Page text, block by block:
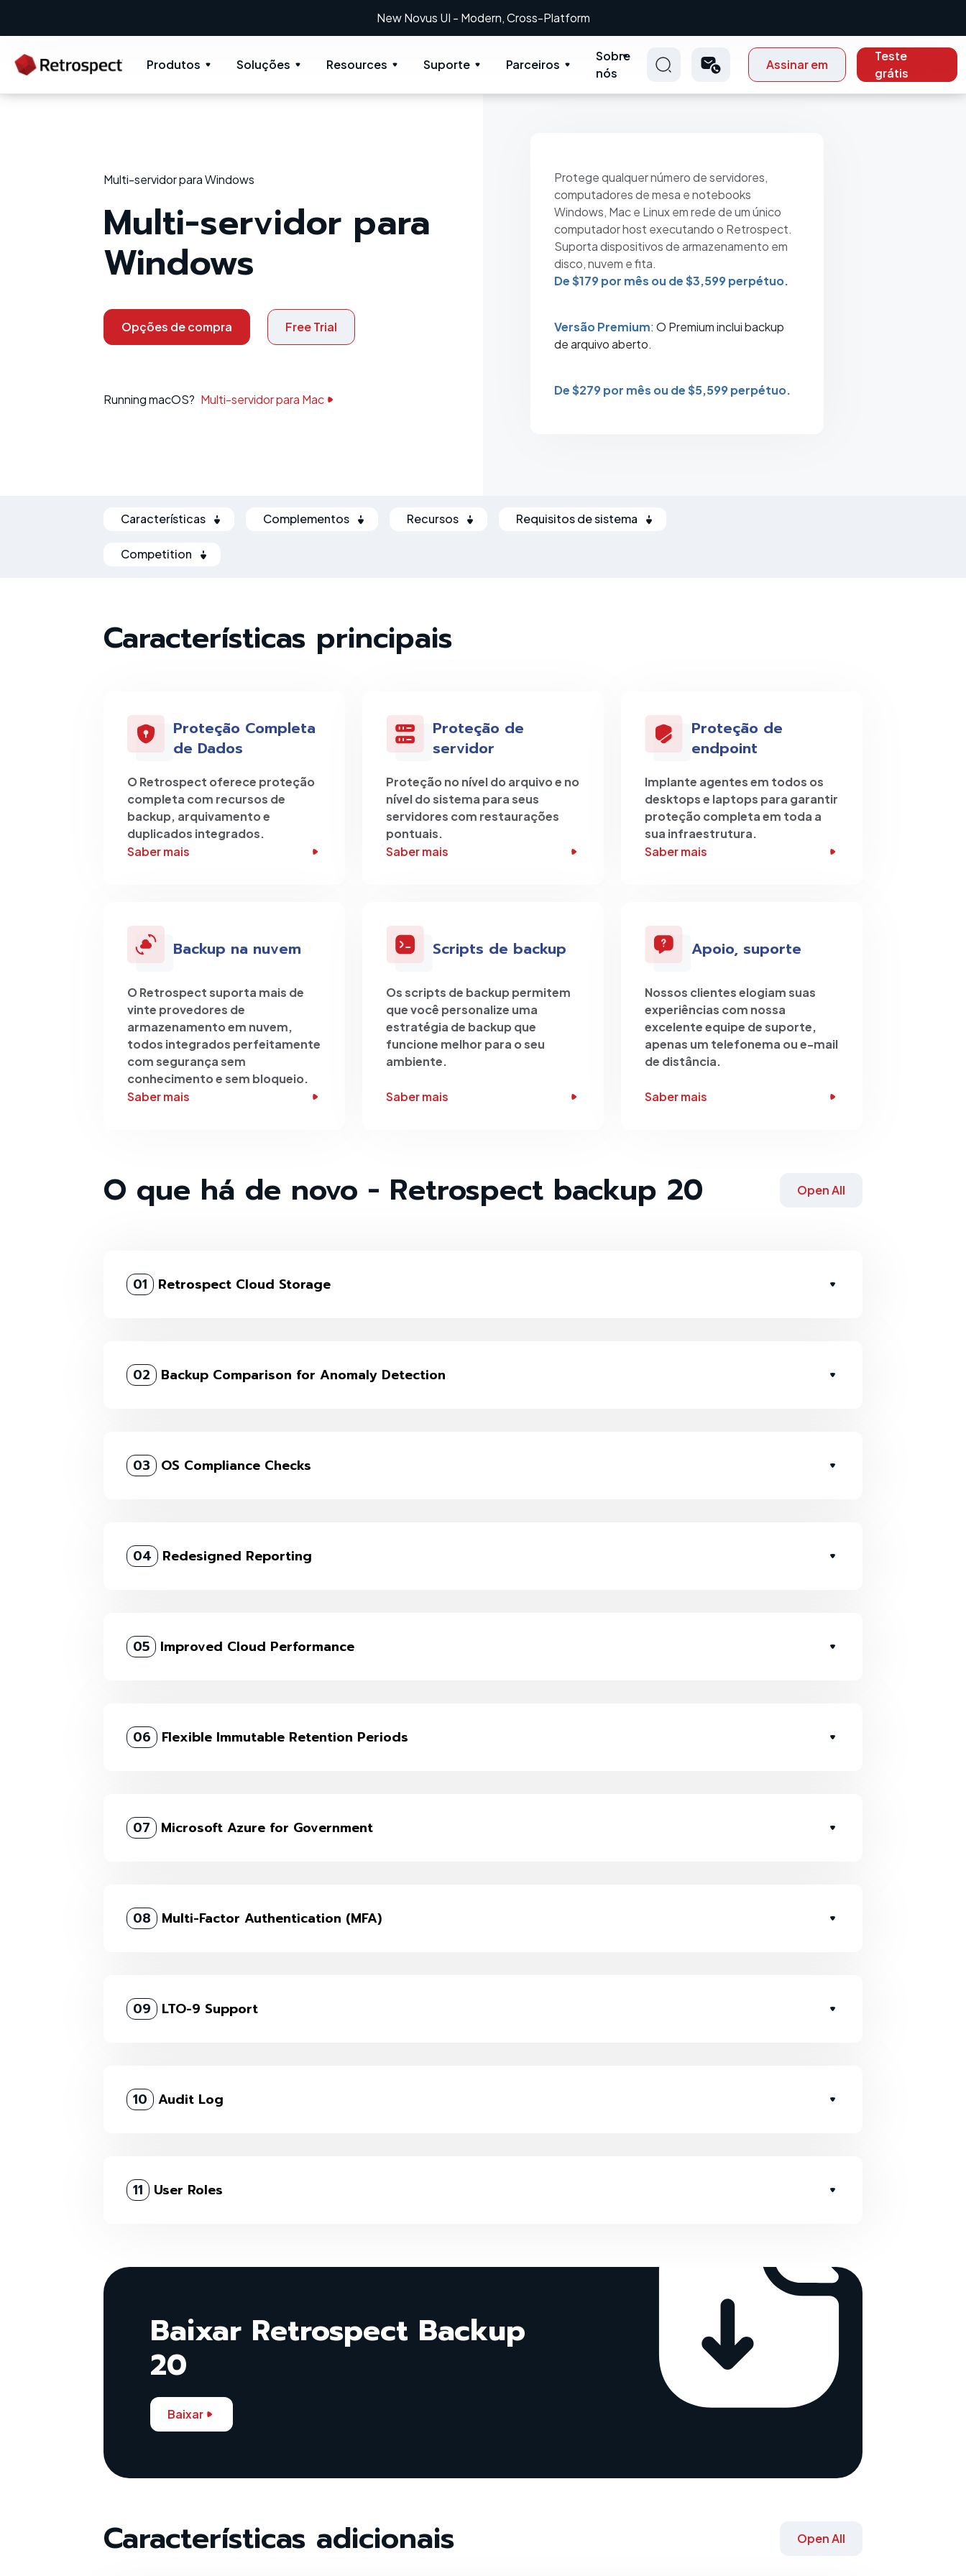
New Novus UI - Modern, Cross-Platform
Produtos Soluções Resources Suporte Parceiros
Sobre
nós
Assinar em
Teste
grátis
Multi-servidor para Windows
Multi-servidor para
Windows
Opções de compra Free Trial
Running macOS? Multi-servidor para Mac
Protege qualquer número de servidores,
computadores de mesa e notebooks
Windows, Mac e Linux em rede de um único
computador host executando o Retrospect.
Suporta dispositivos de armazenamento em
disco, nuvem e fita.
De $179 por mês ou de $3,599 perpétuo.
Versão Premium: O Premium inclui backup
de arquivo aberto.
De $279 por mês ou de $5,599 perpétuo.
Características Complementos Recursos Requisitos de sistema
Competition
Características principais
Proteção Completa
de Dados
O Retrospect oferece proteção
completa com recursos de
backup, arquivamento e
duplicados integrados.
Saber mais
Proteção de
servidor
Proteção no nível do arquivo e no
nível do sistema para seus
servidores com restaurações
pontuais.
Saber mais
Proteção de
endpoint
Implante agentes em todos os
desktops e laptops para garantir
proteção completa em toda a
sua infraestrutura.
Saber mais
Backup na nuvem
O Retrospect suporta mais de
vinte provedores de
armazenamento em nuvem,
todos integrados perfeitamente
com segurança sem
conhecimento e sem bloqueio.
Saber mais
Scripts de backup
Os scripts de backup permitem
que você personalize uma
estratégia de backup que
funcione melhor para o seu
ambiente.
Saber mais
Apoio, suporte
Nossos clientes elogiam suas
experiências com nossa
excelente equipe de suporte,
apenas um telefonema ou e-mail
de distância.
Saber mais
O que há de novo - Retrospect backup 20 Open All
01 Retrospect Cloud Storage
02 Backup Comparison for Anomaly Detection
03 OS Compliance Checks
04 Redesigned Reporting
05 Improved Cloud Performance
06 Flexible Immutable Retention Periods
07 Microsoft Azure for Government
08 Multi-Factor Authentication (MFA)
09 LTO-9 Support
10 Audit Log
11 User Roles
Baixar Retrospect Backup
20
Baixar
Características adicionais Open All